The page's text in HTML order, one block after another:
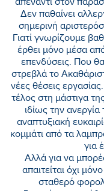
απέναντι στον
Δεν παθαίνει
σημερινή
Γιατί γνωρίζουμε
έρθει μόνο μέσα από
επενδύσεις. Που
στρεβλά το
νέες θέσεις
τέλος στη μάστιγα
ιδίως την
αναπτυξιακή
κομμάτι από τα
για
Αλλά για να
απαιτείται όχι
σταθερό